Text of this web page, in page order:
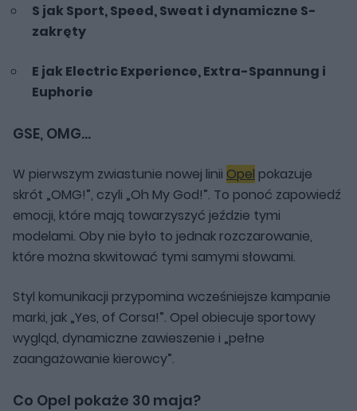
S jak Sport, Speed, Sweat i dynamiczne S-
zakręty
E jak Electric Experience, Extra-Spannung i
Euphorie
GSE, OMG...
W pierwszym zwiastunie nowej linii Opel pokazuje
skrót „OMG!”, czyli „Oh My God!”. To ponoć zapowiedź
emocji, które mają towarzyszyć jeździe tymi
modelami. Oby nie było to jednak rozczarowanie,
które można skwitować tymi samymi słowami.
Styl komunikacji przypomina wcześniejsze kampanie
marki, jak „Yes, of Corsa!”. Opel obiecuje sportowy
wygląd, dynamiczne zawieszenie i „pełne
zaangażowanie kierowcy”.
Co Opel pokaże 30 maja?